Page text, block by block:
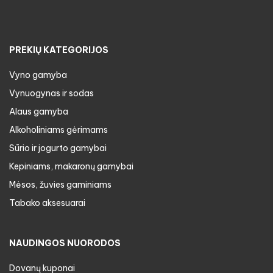
PREKIŲ KATEGORIJOS
Vyno gamyba
Vynuogynas ir sodas
Alaus gamyba
Alkoholiniams gėrimams
Sūrio ir jogurto gamybai
Kepiniams, makaronų gamybai
Mėsos, žuvies gaminiams
Tabako aksesuarai
NAUDINGOS NUORODOS
Dovanų kuponai